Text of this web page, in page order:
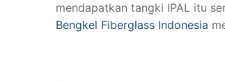
mendapatkan tangki IPAL itu
Bengkel Fiberglass Indonesia